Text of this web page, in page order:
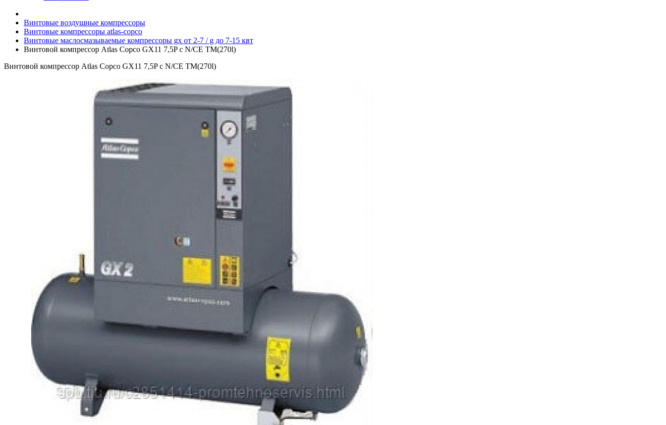
Винтовые воздушные компрессоры
Винтовые компрессоры atlas-copco
Винтовые маслосмазываемые компрессоры gx от 2-7 / g до 7-15 квт
Винтовой компрессор Atlas Copco GX11 7,5P c N/CE TM(270l)
Винтовой компрессор Atlas Copco GX11 7,5P c N/CE TM(270l)